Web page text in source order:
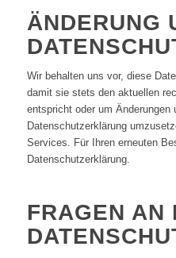
ÄNDERUNG
Wir behalten uns vor, diese
damit sie stets den aktuellen
entspricht oder um Änderungen
Datenschutzerklärung
Services. Für Ihren erneuten
Datenschutzerklärung.
FRAGEN AN